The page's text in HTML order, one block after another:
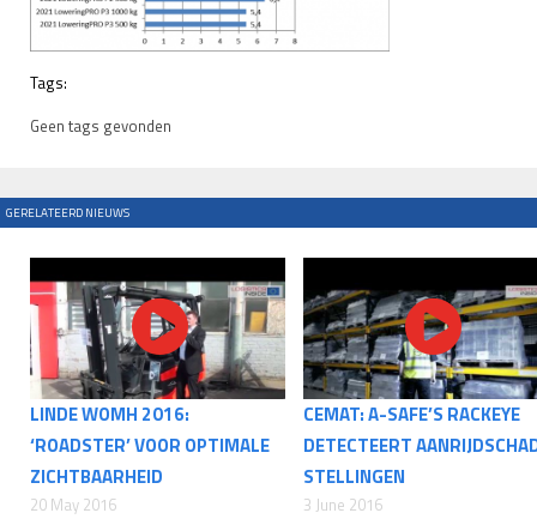
Tags:
Geen tags gevonden
GERELATEERD NIEUWS
LINDE WOMH 2016:
‘ROADSTER’ VOOR OPTIMALE
ZICHTBAARHEID
20 May 2016
CEMAT: A-SAFE’S RACKEYE
DETECTEERT
STELLINGEN
3 June 2016